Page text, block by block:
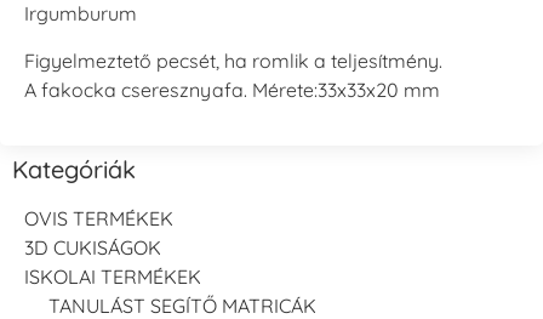
Irgumburum
Figyelmeztető pecsét, ha romlik a teljesítmény.
A fakocka cseresznyafa. Mérete:33x33x20 mm
Kategóriák
OVIS TERMÉKEK
3D CUKISÁGOK
ISKOLAI TERMÉKEK
TANULÁST SEGÍTŐ MATRICÁK